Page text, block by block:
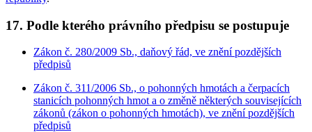
17. Podle kterého právního předpisu se postupuje
Zákon č. 280/2009 Sb., daňový řád, ve znění pozdějších
předpisů
Zákon č. 311/2006 Sb., o pohonných hmotách a čerpacích
stanicích pohonných hmot a o změně některých souvisejících
zákonů (zákon o pohonných hmotách), ve znění pozdějších
předpisů